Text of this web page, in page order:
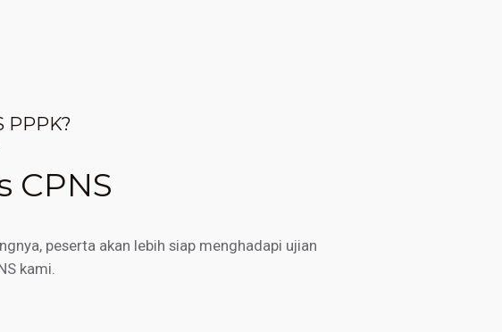
PPPK?
CPNS
peserta akan lebih siap menghadapi ujian
kami.